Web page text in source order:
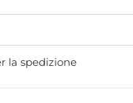
la spedizione